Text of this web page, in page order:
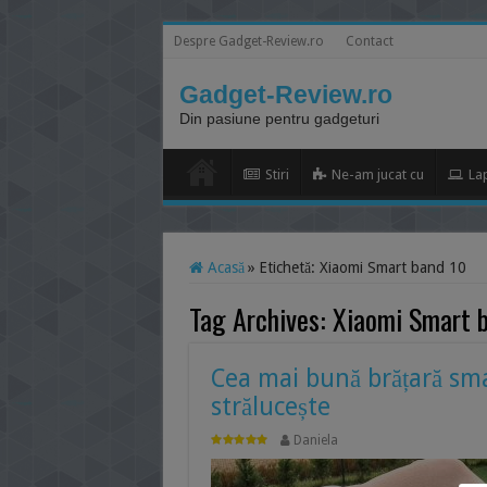
Despre Gadget-Review.ro Contact
Gadget-Review.ro
Din pasiune pentru gadgeturi
Stiri Ne-am jucat cu
Acasă » Etichetă: Xiaomi Smart band 10
Tag Archives:Xiaomi Smart
Cea mai bună brățară
strălucește
Daniela